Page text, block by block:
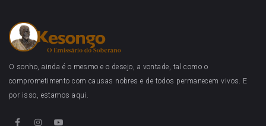
O sonho, ainda é o mesmo e o desejo, a vontade, tal como o
comprometimento com causas nobres e de todos permanecem vivos. E
por isso, estamos aqui.